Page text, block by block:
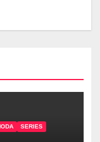
SERIES